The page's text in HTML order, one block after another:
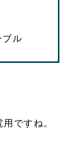
ル
ですね。